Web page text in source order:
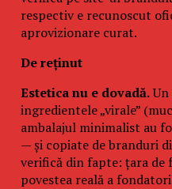
respectiv e recunoscut
aprovizionare curat.
De reținut
Estetica nu e dovadă.Un
ingredientele „virale”
ambalajul minimalist au
— și copiate de branduri
verifică din fapte: țara de
povestea reală a